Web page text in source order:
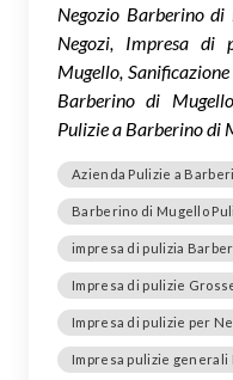
Negozio Barberino
Negozi, Impresa di
Mugello,
Barberino di
Pulizie a Barberino di
Azienda Pulizie a
Barberino di Mugello
impresa di pulizia
Impresa di pulizie
Impresa di pulizie per
Impresa pulizie